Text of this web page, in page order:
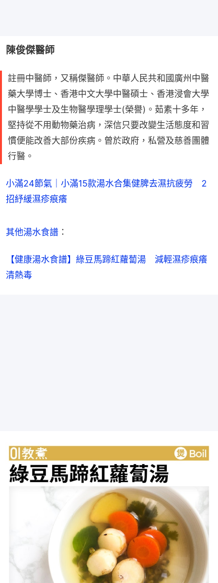
陳俊傑醫師
註冊中醫師，又稱傑醫師。中華人民共和國廣州中醫
藥大學博士、香港中文大學中醫碩士、香港浸會大學
中醫學學士及生物醫學理學士(榮譽)。茹素十多年，
堅持從不用動物藥治病，深信只要改變生活態度和習
慣便能改善大部份疾病。曾於政府，私營及慈善團體
行醫。
小滿24節氣｜小滿15款湯水合集健脾去濕抗疲勞 2
招紓緩濕疹痕癢
其他湯水食譜 ：
【健康湯水食譜】綠豆馬蹄紅蘿蔔湯　減輕濕疹痕癢
清熱毒